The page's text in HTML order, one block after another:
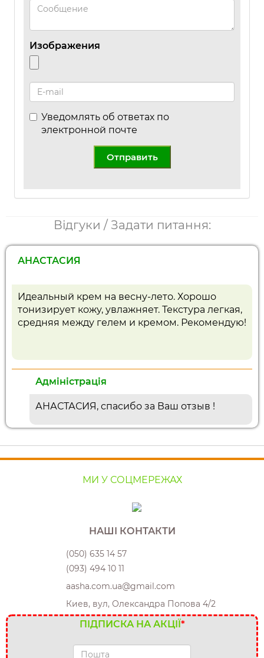
Изображения
Уведомлять об ответах по
электронной почте
Отправить
Відгуки / Задати питання:
АНАСТАСИЯ
Идеальный крем на весну-лето. Хорошо
тонизирует кожу, увлажняет. Текстура легкая,
средняя между гелем и кремом. Рекомендую!
Адміністрація
АНАСТАСИЯ, спасибо за Ваш отзыв !
МИ У СОЦМЕРЕЖАХ
НАШІ КОНТАКТИ
(050) 635 14 57
(093) 494 10 11
aasha.com.ua@gmail.com
Киев, вул, Олександра Попова 4/2
ПІДПИСКА НА АКЦІЇ*